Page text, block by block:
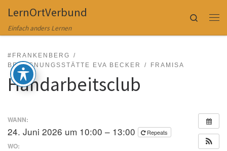
Zum Inhalt springen
LernOrtVerbund
Einfach anders Lernen
Search
#FRANKENBERG
BEGEGNUNGSSTÄTTE EVA BECKER
FRAMISA
Handarbeitsclub
WANN:
24. Juni 2026 um 10:00 – 13:00 Repeats
WO: